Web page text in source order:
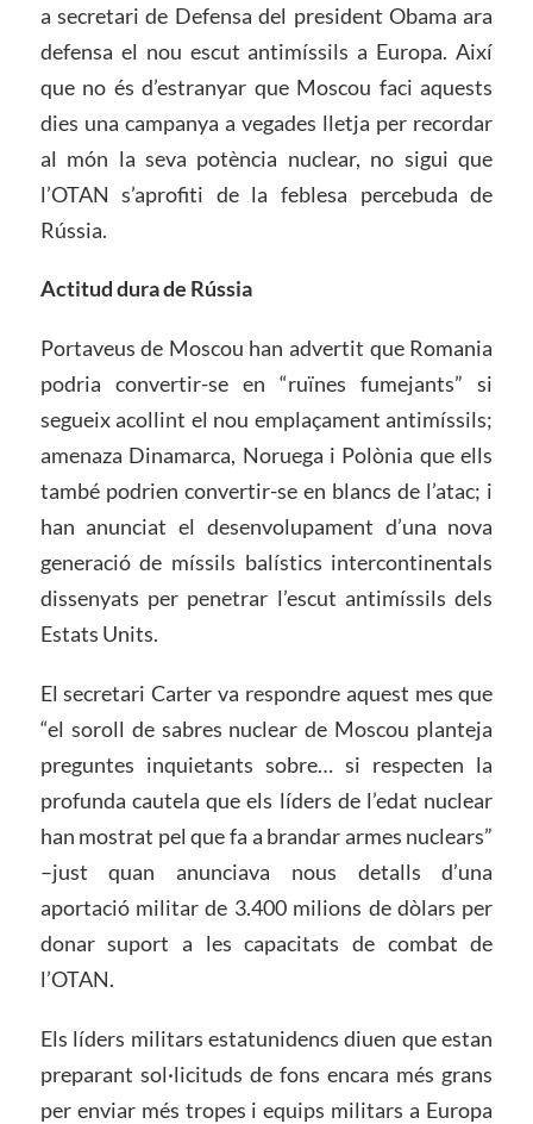
a secretari de Defensa del president Obama ara
defensa el nou escut antimíssils a Europa. Així
que no és d’estranyar que Moscou faci aquests
dies una campanya a vegades lletja per recordar
al món la seva potència nuclear, no sigui que
l’OTAN s’aprofiti de la feblesa percebuda de
Rússia.
Actitud dura de Rússia
Portaveus de Moscou han advertit que Romania
podria convertir-se en “ruïnes fumejants” si
segueix acollint el nou emplaçament antimíssils;
amenaza Dinamarca, Noruega i Polònia que ells
també podrien convertir-se en blancs de l’atac; i
han anunciat el desenvolupament d’una nova
generació de míssils balístics intercontinentals
dissenyats per penetrar l’escut antimíssils dels
Estats Units.
El secretari Carter va respondre aquest mes que
“el soroll de sabres nuclear de Moscou planteja
preguntes inquietants sobre… si respecten la
profunda cautela que els líders de l’edat nuclear
han mostrat pel que fa a brandar armes nuclears”
–just quan anunciava nous detalls d’una
aportació militar de 3.400 milions de dòlars per
donar suport a les capacitats de combat de
l’OTAN.
Els líders militars estatunidencs diuen que estan
preparant sol·licituds de fons encara més grans
per enviar més tropes i equips militars a Europa